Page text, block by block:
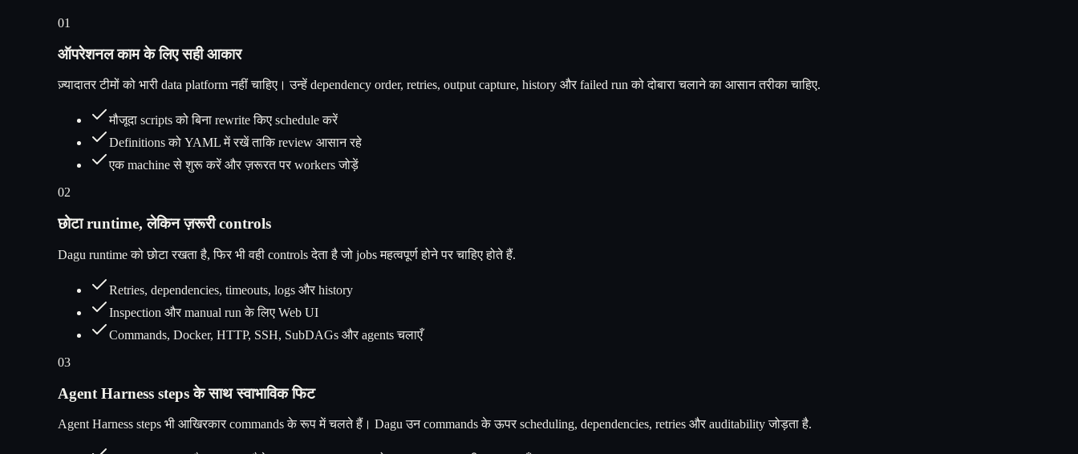
01
ऑपरेशनल काम के लिए सही आकार
ज़्यादातर टीमों को भारी data platform नहीं चाहिए। उन्हें dependency order, retries, output capture, history और failed run को दोबारा चलाने का आसान तरीका चाहिए.
मौजूदा scripts को बिना rewrite किए schedule करें
Definitions को YAML में रखें ताकि review आसान रहे
एक machine से शुरू करें और ज़रूरत पर workers जोड़ें
02
छोटा runtime, लेकिन ज़रूरी controls
Dagu runtime को छोटा रखता है, फिर भी वही controls देता है जो jobs महत्वपूर्ण होने पर चाहिए होते हैं.
Retries, dependencies, timeouts, logs और history
Inspection और manual run के लिए Web UI
Commands, Docker, HTTP, SSH, SubDAGs और agents चलाएँ
03
Agent Harness steps के साथ स्वाभाविक फिट
Agent Harness steps भी आखिरकार commands के रूप में चलते हैं। Dagu उन commands के ऊपर scheduling, dependencies, retries और auditability जोड़ता है.